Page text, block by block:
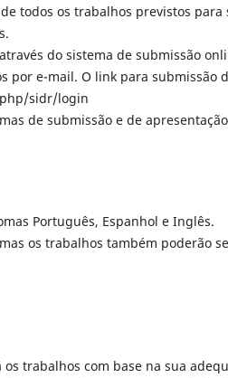
todos os trabalhos previstos para
do sistema de submissão
por e-mail. O link para submissão
sidr/login
de submissão e de
Português, Espanhol e Inglês.
os trabalhos também poderão
trabalhos com base na sua